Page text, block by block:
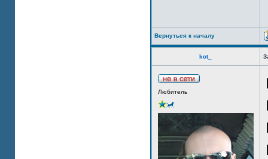
Вернуться к началу
kot_
Любитель